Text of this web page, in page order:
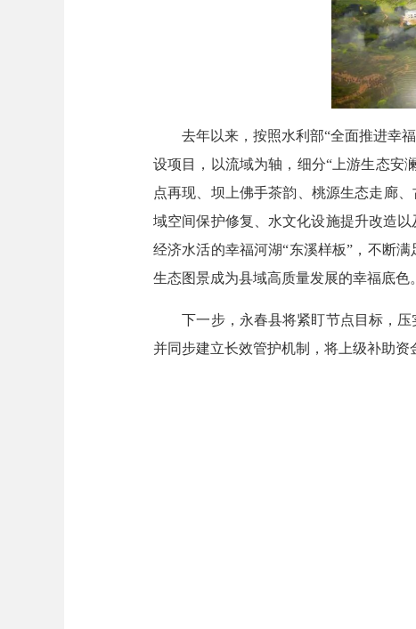
去年以来，按照水利部“全面推进幸福
设项目，以流域为轴，细分“上游生态安
点再现、坝上佛手茶韵、桃源生态走廊
域空间保护修复、水文化设施提升改造
经济水活的幸福河湖“东溪样板”，不断
生态图景成为县域高质量发展的幸福底色。
下一步，永春县将紧盯节点目标，压
并同步建立长效管护机制，将上级补助资